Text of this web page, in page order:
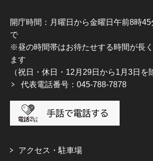
開庁時間：月曜日から金曜日午前8時45
で
※昼の時間帯はお待たせする時間が長
ます
（祝日・休日・12月29日から1月3日を
代表電話番号：045-788-7878
アクセス・駐車場